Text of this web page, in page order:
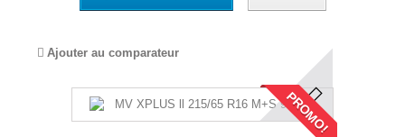
Ajouter au comparateur
PROMO!